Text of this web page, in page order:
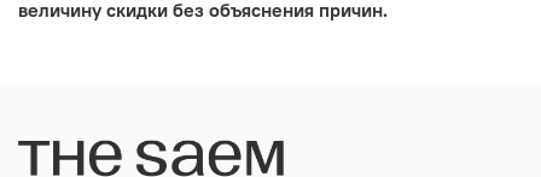
величину скидки без объяснения причин.